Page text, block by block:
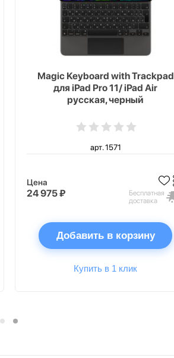
Magic Keyboard with Trackpad
для iPad Pro 11/ iPad Air
русская, черный
арт. 1571
Цена
24 975 ₽
Бесплатная
доставка
Добавить в корзину
Купить в 1 клик